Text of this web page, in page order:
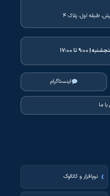
طبقه اول، پلاک ۴
| ۹:۰۰ تا ۱۷:۰۰
اینستاگرام
ما
نرم‌افزار و کاتالوگ